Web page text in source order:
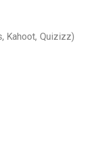
Kahoot, Quizizz)